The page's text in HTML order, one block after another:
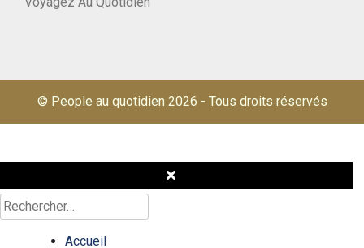
© People au quotidien 2026 - Tous droits réservés
Rechercher :
Accueil